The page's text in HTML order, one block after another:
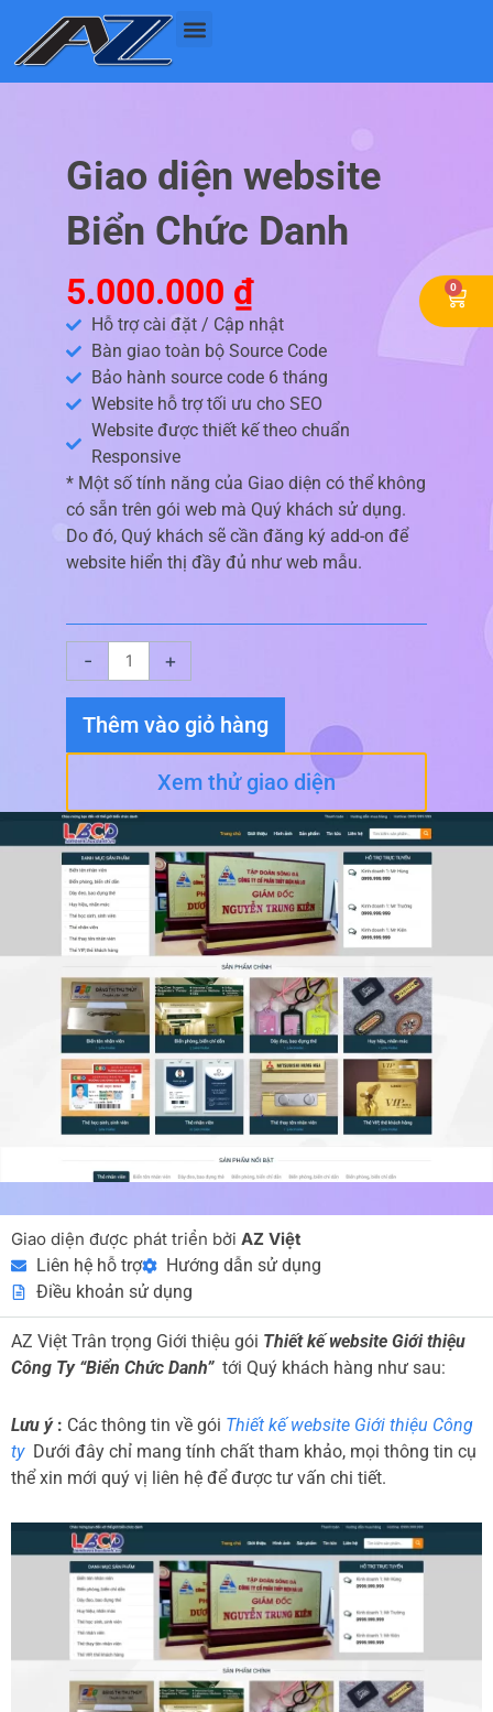
nội
Giao diện website
Biển Chức Danh
5.000.000 ₫
Hỗ trợ cài đặt / Cập nhật
Bàn giao toàn bộ Source Code
Bảo hành source code 6 tháng
Website hỗ trợ tối ưu cho SEO
Website được thiết kế theo chuẩn
Responsive
* Một số tính năng của Giao diện có thể không
có sẵn trên gói web mà Quý khách sử dụng.
Do đó, Quý khách sẽ cần đăng ký add-on để
website hiển thị đầy đủ như web mẫu.
-
diện
Biển
Chức
số
lượng
+
Thêm vào giỏ hàng
Xem thử giao diện
Giao diện được phát triển bởi AZ Việt
Liên hệ hỗ trợ
Hướng dẫn sử dụng
Điều khoản sử dụng
AZ Việt Trân trọng Giới thiệu gói Thiết kế website Giới thiệu
Công Ty “Biển Chức Danh” tới Quý khách hàng như sau:
Lưu ý: Các thông tin về gói Thiết kế website Giới thiệu Công
ty Dưới đây chỉ mang tính chất tham khảo, mọi thông tin cụ
thể xin mới quý vị liên hệ để được tư vấn chi tiết.
0
Cart